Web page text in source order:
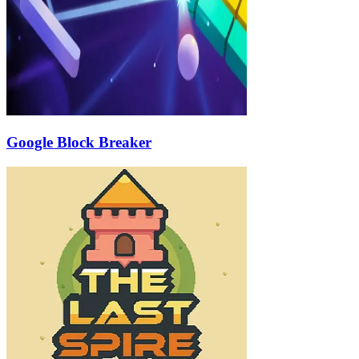
Google Block Breaker